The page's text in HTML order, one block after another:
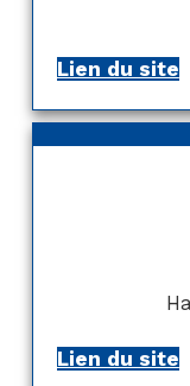
Lien du site
Lien du site